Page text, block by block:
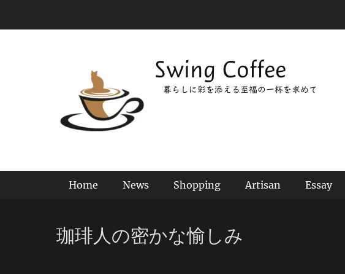
Swing Coffee
暮らしに彩を添える至福の一杯を求めて
メインメニュー
Home News Shopping Artisan Essay
珈琲人の密かな愉しみ